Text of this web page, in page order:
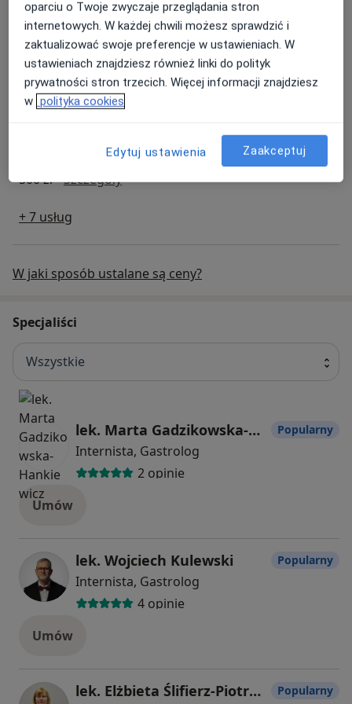
Kolonoskopia
950 zł
Szczegółykolonoskopia
Znieczulenie ogólne
650 zł
Szczegółyznieczulenie ogólne
500 zł
SzczegółyPolipektomia
+ 7 usług
W jaki sposób ustalane są ceny?
Specjaliści
Wszystkie
lek. Marta Gadzikowska-Hankiewicz
Internista, Gastrolog
2 opinie
Popularny
Umów
lek. Wojciech Kulewski
Internista, Gastrolog
4 opinie
Popularny
Umów
lek. Elżbieta Ślifierz-Piotrowska Popularny
oparciu o Twoje zwyczaje przeglądania stron
internetowych. W każdej chwili możesz sprawdzić i
zaktualizować swoje preferencje w ustawieniach. W
ustawieniach znajdziesz również linki do polityk
prywatności stron trzecich. Więcej informacji znajdziesz
w polityka cookies
Edytuj ustawienia Zaakceptuj